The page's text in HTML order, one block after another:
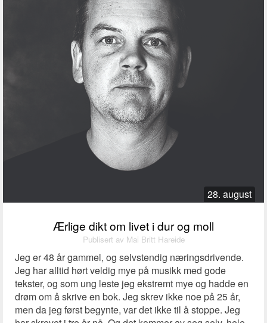
Ærlige dikt om livet i dur og moll
Publisert av Mai Britt Hareide
28. august
Jeg er 48 år gammel, og selvstendig næringsdrivende.
Jeg har alltid hørt veldig mye på musikk med gode
tekster, og som ung leste jeg ekstremt mye og hadde en
drøm om å skrive en bok. Jeg skrev ikke noe på 25 år,
men da jeg først begynte, var det ikke til å stoppe. Jeg